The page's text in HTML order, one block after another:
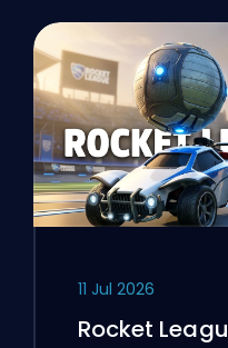
11 Jul 2026
Rocket